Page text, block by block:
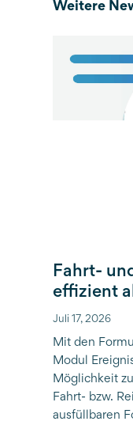
Weitere
Fahrt-
effizient
Juli 17, 2026
Mit den
Modul
Möglichkeit
Fahrt- bzw.
ausfüllbaren